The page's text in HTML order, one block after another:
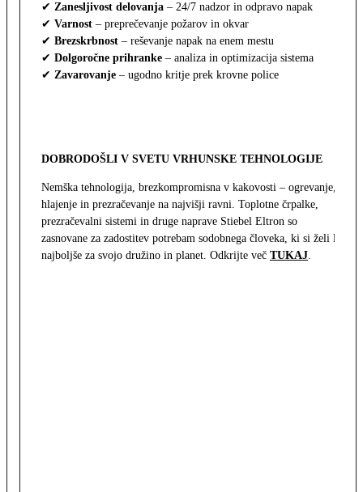
✔ Zanesljivost delovanja – 24/7 nadzor in odpravo napak
✔ Varnost – preprečevanje požarov in okvar
✔ Brezskrbnost – reševanje napak na enem mestu
✔ Dolgoročne prihranke – analiza in optimizacija sistema
✔ Zavarovanje – ugodno kritje prek krovne police
DOBRODOŠLI V SVETU VRHUNSKE TEHNOLOGIJE
Nemška tehnologija, brezkompromisna v kakovosti – ogrevanje,
hlajenje in prezračevanje na najvišji ravni. Toplotne črpalke,
prezračevalni sistemi in druge naprave Stiebel Eltron so
zasnovane za zadostitev potrebam sodobnega človeka, ki si želi le
najboljše za svojo družino in planet. Odkrijte več TUKAJ.